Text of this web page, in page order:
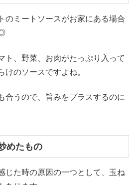
のミートソースがお家にある場合
ト、野菜、お肉がたっぷり入って
けのソースですよね。
合うので、旨みをプラスするのに
めたもの
じた時の原因の一つとして、玉ね